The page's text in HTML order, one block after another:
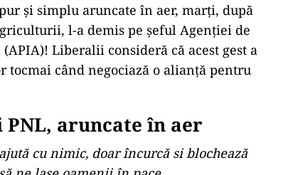
și simplu aruncate în aer, marți, după
l-a demis pe șeful Agenției de
Liberalii consideră că acest gest a
când negociază o alianță pentru
aruncate în aer
cu nimic, doar încurcă si blochează